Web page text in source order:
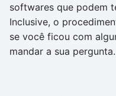
softwares que podem
Inclusive, o
se você ficou com
mandar a sua